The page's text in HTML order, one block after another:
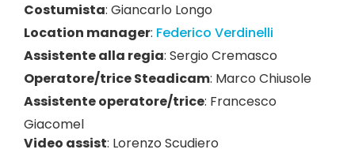
Costumista: Giancarlo Longo
Location manager: Federico Verdinelli
Assistente alla regia: Sergio Cremasco
Operatore/trice Steadicam: Marco Chiusole
Assistente operatore/trice: Francesco
Giacomel
Video assist: Lorenzo Scudiero